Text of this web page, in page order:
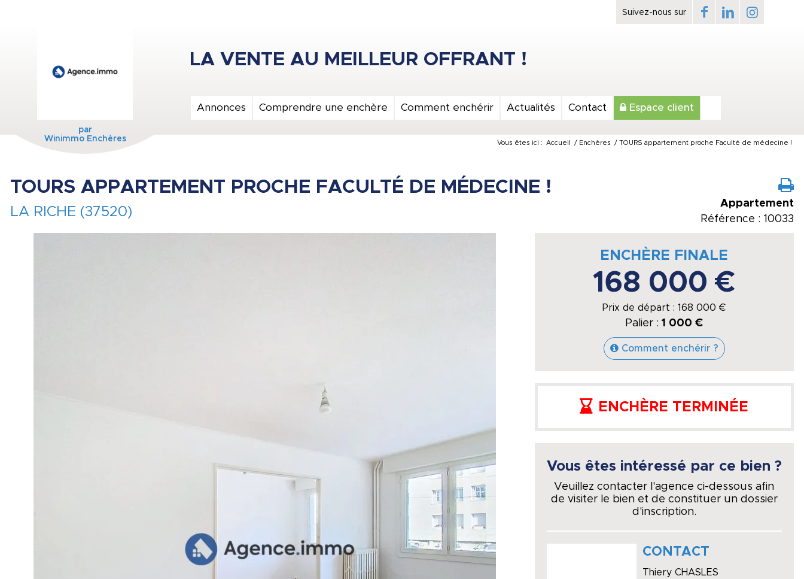
par
Winimmo Enchères
Annonces Comprendre une enchère Comment enchérir Actualités Contact Espace client
Vous êtes ici : Accueil / Enchères / TOURS appartement proche Faculté de médecine !
TOURS APPARTEMENT PROCHE FACULTÉ DE MÉDECINE !
LA RICHE (37520)
Appartement
Référence : 10033
ENCHÈRE FINALE
168 000 €
Prix de départ :168 000 €
Palier :1 000 €
Comment enchérir ?
ENCHÈRE TERMINÉE
Vous êtes intéressé par ce bien ?
Veuillez contacter l'agence ci-dessous afin
de visiter le bien et de constituer un dossier
d'inscription.
CONTACT
Thiery CHASLES